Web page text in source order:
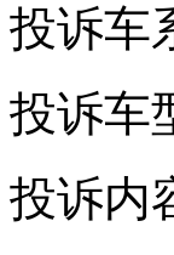
投诉车
投诉车
投诉内